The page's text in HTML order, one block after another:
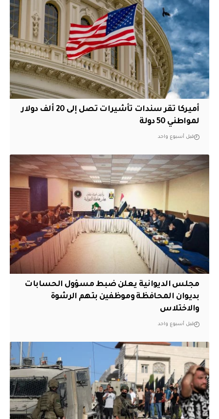
أميركا تقر سندات تأشيرات تصل إلى 20 ألف دولار
لمواطني 50 دولة
قبل أسبوع واحد
مجلس الديوانية يعلن ضبط مسؤول الحسابات
بديوان المحافظة وموظفين بتهم الرشوة
والاختلاس
قبل أسبوع واحد